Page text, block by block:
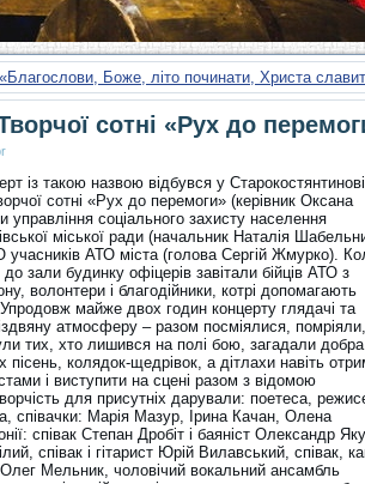
«Благослови, Боже, літо починати, Христа
сотні «Рух до
із такою назвою відбувся у
сотні «Рух до перемоги» (керівник Оксана
соціального захисту населення
міської ради (начальник Наталія
АТО міста (голова Сергій Жмурко).
зали будинку офіцерів завітали бійців АТО з
волонтери і благодійники, котрі допомагають
майже двох годин концерту глядачі та
атмосферу – разом посміялися, помріяли,
тих, хто лишився на полі бою, загадали
пісень, колядок-щедрівок, а дітлахи навіть
і виступити на сцені разом з відомою
для присутніх дарували: поетеса,
співачки: Марія Мазур, Ірина Качан, Олена
співак Степан Дробіт і баяніст Олександр
співак і гітарист Юрій Вилавський, співак,
Мельник, чоловічий вокальний ансамбль